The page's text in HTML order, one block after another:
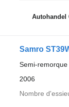
Autohandel
Samro
Semi-
2006
Nombre